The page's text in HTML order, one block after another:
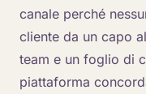
canale perché
cliente da un capo
team e un foglio di
piattaforma